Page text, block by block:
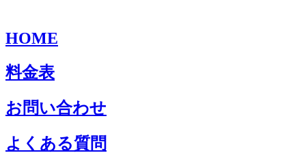
HOME
料金表
お問い合わせ
よくある質問